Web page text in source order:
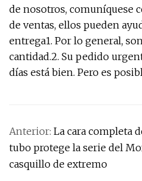
de nosotros, comuníquese
de ventas, ellos pueden
entrega1. Por lo general,
cantidad.2. Su pedido
días está bien. Pero es
Anterior: La cara completa
tubo protege la serie del
casquillo de extremo